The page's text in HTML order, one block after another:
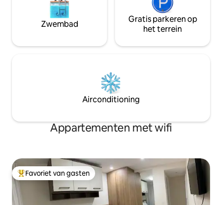
Zwembad
Gratis parkeren op
het terrein
Airconditioning
Appartementen met wifi
Topfavoriet van gasten
Favoriet van gasten